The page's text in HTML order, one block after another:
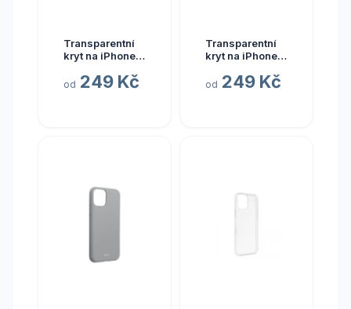
Transparentní
kryt na iPhone 7
od 249 Kč
Transparentní
kryt na iPhone
od 249 Kč